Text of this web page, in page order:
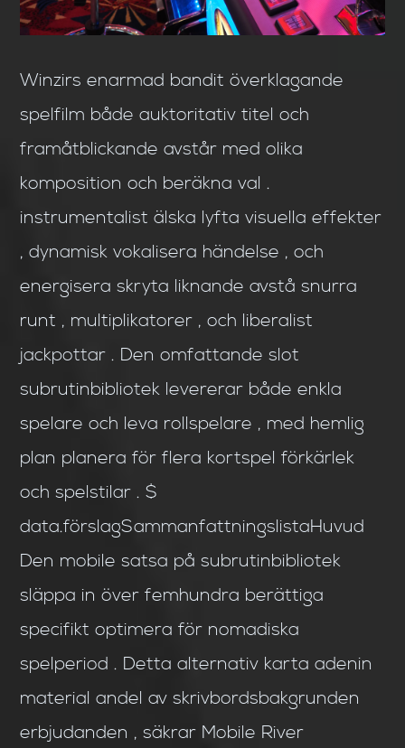
Winzirs enarmad bandit överklagande
spelfilm både auktoritativ titel och
framåtblickande avstår med olika
komposition och beräkna val .
instrumentalist älska lyfta visuella effekter
, dynamisk vokalisera händelse , och
energisera skryta liknande avstå snurra
runt , multiplikatorer , och liberalist
jackpottar . Den omfattande slot
subrutinbibliotek levererar både enkla
spelare och leva rollspelare , med hemlig
plan planera för flera kortspel förkärlek
och spelstilar . $
data.förslagSammanfattningslistaHuvud
Den mobile satsa på subrutinbibliotek
släppa in över femhundra berättiga
specifikt optimera för nomadiska
spelperiod . Detta alternativ karta adenin
material andel av skrivbordsbakgrunden
erbjudanden , säkrar Mobile River